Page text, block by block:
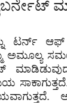
ಟರ್ನ್
ಅಮೂಲ್ಯ